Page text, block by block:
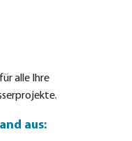
Klemm 10bar
alle Ihre
aus: